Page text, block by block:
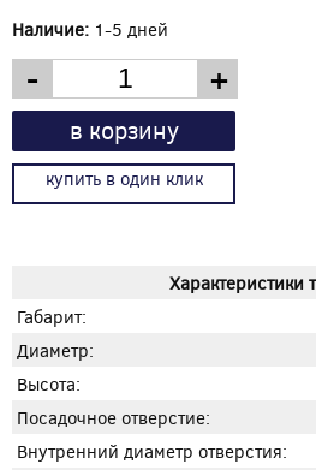
Наличие: 1-5 дней
- +
в корзину
купить в один клик
Характеристики
Габарит:
Диаметр:
Высота:
Посадочное отверстие:
Внутренний диаметр отверстия: